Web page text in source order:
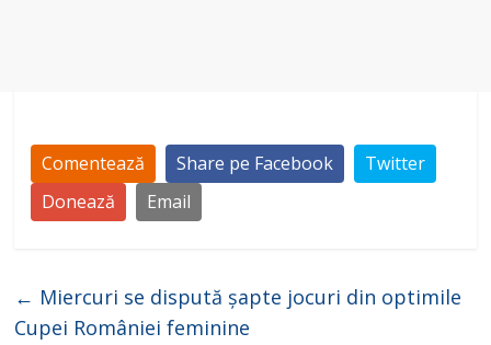
Comentează Share pe Facebook
Twitter
Donează
Email
← Miercuri se dispută șapte jocuri din optimile
Cupei României feminine